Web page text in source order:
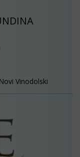
Vinodolski